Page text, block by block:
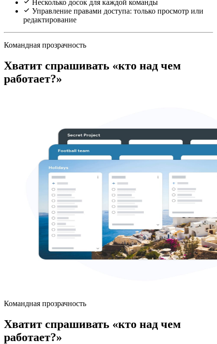
Несколько досок для каждой команды
Управление правами доступа: только просмотр или
редактирование
Командная прозрачность
Хватит спрашивать «кто над чем
работает?»
Командная прозрачность
Хватит спрашивать «кто над чем
работает?»